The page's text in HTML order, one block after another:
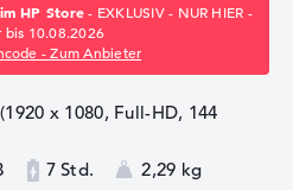
HP Store- EXKLUSIV - NUR HIER -
bis 10.08.2026
- Zum Anbieter
x 1080, Full-HD, 144
7 Std.
2,29 kg